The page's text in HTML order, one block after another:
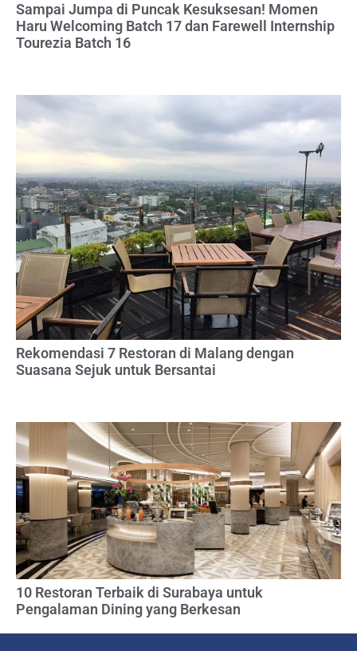
Sampai Jumpa di Puncak Kesuksesan! Momen
Haru Welcoming Batch 17 dan Farewell Internship
Tourezia Batch 16
Rekomendasi 7 Restoran di Malang dengan
Suasana Sejuk untuk Bersantai
10 Restoran Terbaik di Surabaya untuk
Pengalaman Dining yang Berkesan